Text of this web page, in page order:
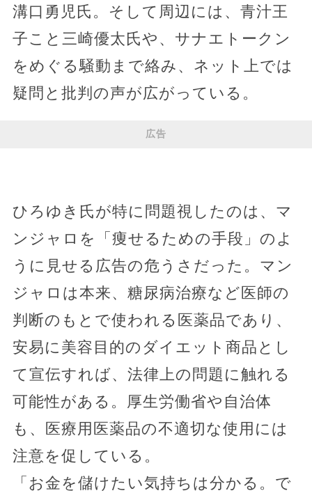
溝口勇児氏。そして周辺には、青汁王
子こと三崎優太氏や、サナエトークン
をめぐる騒動まで絡み、ネット上では
疑問と批判の声が広がっている。
広告
ひろゆき氏が特に問題視したのは、マ
ンジャロを「痩せるための手段」のよ
うに見せる広告の危うさだった。マン
ジャロは本来、糖尿病治療など医師の
判断のもとで使われる医薬品であり、
安易に美容目的のダイエット商品とし
て宣伝すれば、法律上の問題に触れる
可能性がある。厚生労働省や自治体
も、医療用医薬品の不適切な使用には
注意を促している。
「お金を儲けたい気持ちは分かる。で